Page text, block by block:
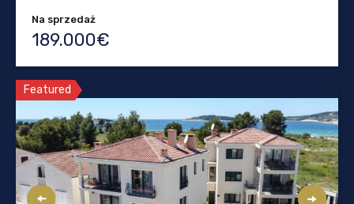
Na sprzedaż
189.000€
Featured